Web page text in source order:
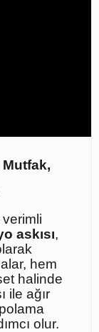
Mutfak,
askısı,
hem
halinde
ile ağır
olur.